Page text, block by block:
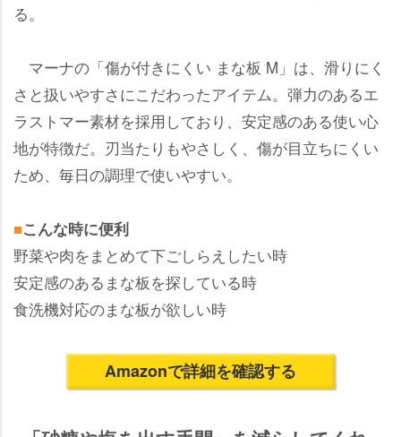
る。
マーナの「傷が付きにくい まな板 M」は、滑りにく
さと扱いやすさにこだわったアイテム。弾力のあるエ
ラストマー素材を採用しており、安定感のある使い心
地が特徴だ。刃当たりもやさしく、傷が目立ちにくい
ため、毎日の調理で使いやすい。
■こんな時に便利
野菜や肉をまとめて下ごしらえしたい時
安定感のあるまな板を探している時
食洗機対応のまな板が欲しい時
Amazonで詳細を確認する